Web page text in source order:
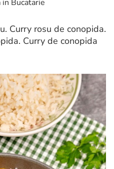
in Bucatarie
Curry rosu de conopida.
Curry de conopida